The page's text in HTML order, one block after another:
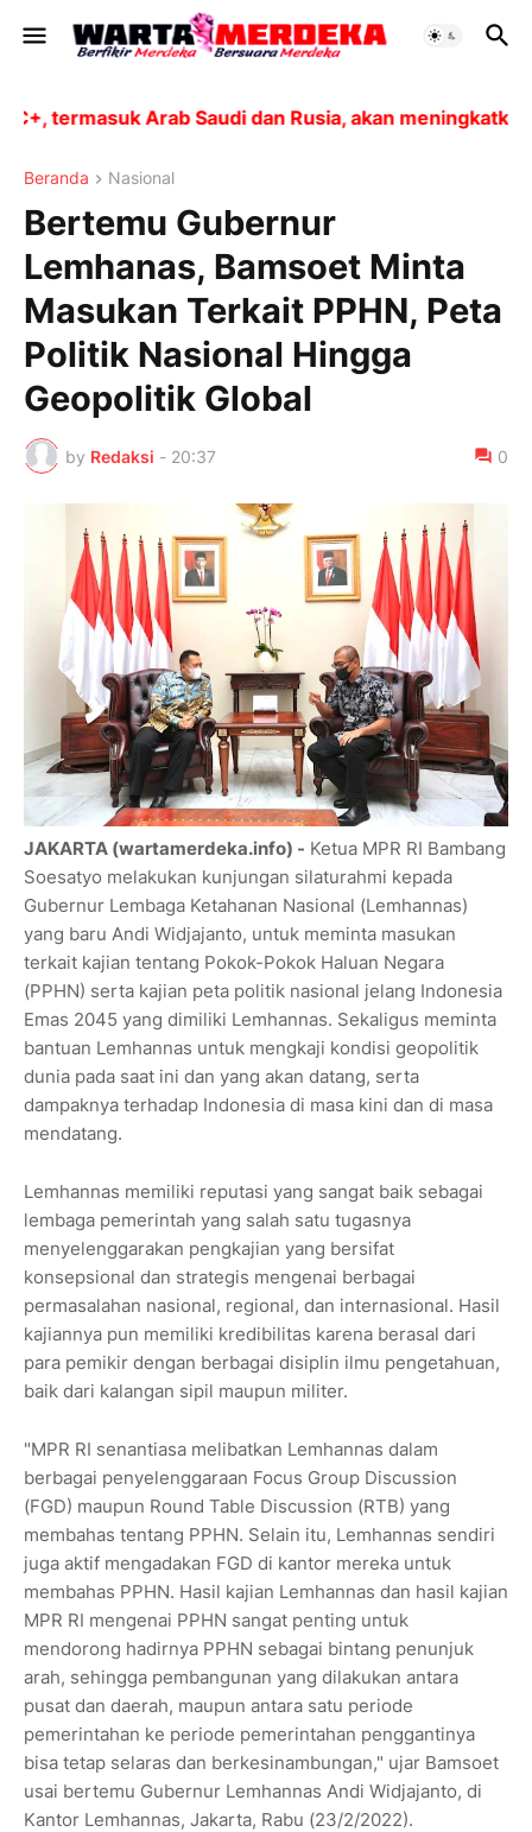
termasuk Arab Saudi dan Rusia, akan meningkatkan
Beranda Nasional
Bertemu Gubernur
Lemhanas, Bamsoet Minta
Masukan Terkait PPHN, Peta
Politik Nasional Hingga
Geopolitik Global
by Redaksi - 20:37 0
JAKARTA (wartamerdeka.info) - Ketua MPR RI Bambang
Soesatyo melakukan kunjungan silaturahmi kepada
Gubernur Lembaga Ketahanan Nasional (Lemhannas)
yang baru Andi Widjajanto, untuk meminta masukan
terkait kajian tentang Pokok-Pokok Haluan Negara
(PPHN) serta kajian peta politik nasional jelang Indonesia
Emas 2045 yang dimiliki Lemhannas. Sekaligus meminta
bantuan Lemhannas untuk mengkaji kondisi geopolitik
dunia pada saat ini dan yang akan datang, serta
dampaknya terhadap Indonesia di masa kini dan di masa
mendatang.
Lemhannas memiliki reputasi yang sangat baik sebagai
lembaga pemerintah yang salah satu tugasnya
menyelenggarakan pengkajian yang bersifat
konsepsional dan strategis mengenai berbagai
permasalahan nasional, regional, dan internasional. Hasil
kajiannya pun memiliki kredibilitas karena berasal dari
para pemikir dengan berbagai disiplin ilmu pengetahuan,
baik dari kalangan sipil maupun militer.
"MPR RI senantiasa melibatkan Lemhannas dalam
berbagai penyelenggaraan Focus Group Discussion
(FGD) maupun Round Table Discussion (RTB) yang
membahas tentang PPHN. Selain itu, Lemhannas sendiri
juga aktif mengadakan FGD di kantor mereka untuk
membahas PPHN. Hasil kajian Lemhannas dan hasil kajian
MPR RI mengenai PPHN sangat penting untuk
mendorong hadirnya PPHN sebagai bintang penunjuk
arah, sehingga pembangunan yang dilakukan antara
pusat dan daerah, maupun antara satu periode
pemerintahan ke periode pemerintahan penggantinya
bisa tetap selaras dan berkesinambungan," ujar Bamsoet
usai bertemu Gubernur Lemhannas Andi Widjajanto, di
Kantor Lemhannas, Jakarta, Rabu (23/2/2022).